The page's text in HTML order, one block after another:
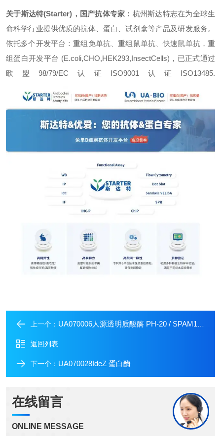
关于斯达特(Starter)，国产抗体专家： 杭州斯达特志在为全球生
命科学行业提供优质的抗体、蛋白、试剂盒等产品及研发服务。
依托多个开发平台：重组免单抗、重组鼠单抗、快速鼠单抗，重
组蛋白开发平台 (E.coli,CHO,HEK293,InsectCells)，已正式通过
欧盟98/79/EC认证ISO9001认证ISO13485.
上一个： UA070006人源透明质酸酶 PH-20 / SPAM1 蛋白
返回列表
下一个： UA070028IdeZ 蛋白酶
在线留言
ONLINE MESSAGE